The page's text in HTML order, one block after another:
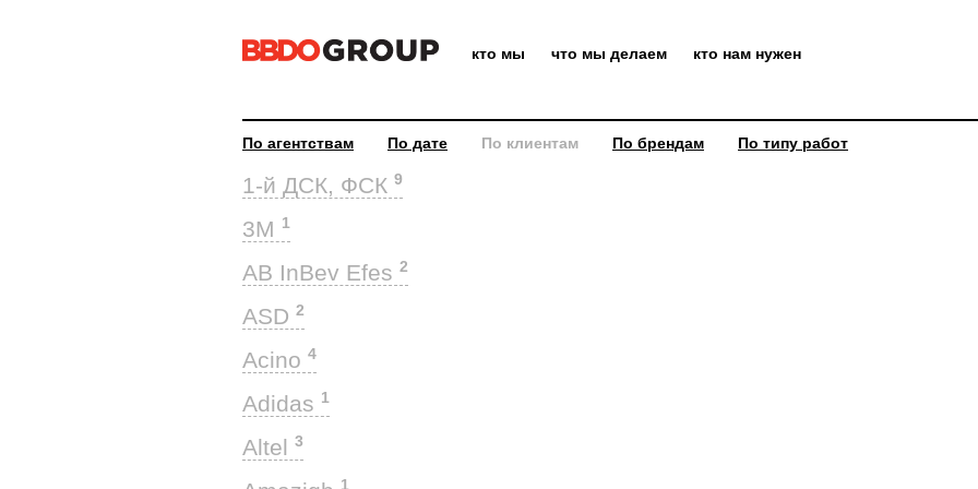
кто мы что мы делаем кто нам нужен
По агентствам По дате По клиентам По брендам По типу работ
1-й ДСК, ФСК 9
3M 1
AB InBev Efes 2
ASD 2
Acino 4
Adidas 1
Altel 3
1